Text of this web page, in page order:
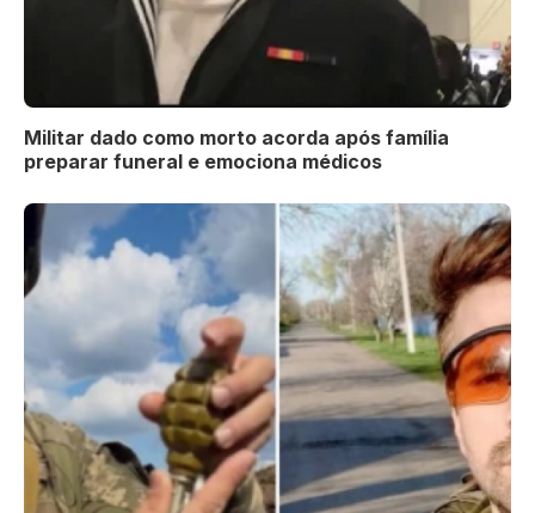
Militar dado como morto acorda após família
preparar funeral e emociona médicos